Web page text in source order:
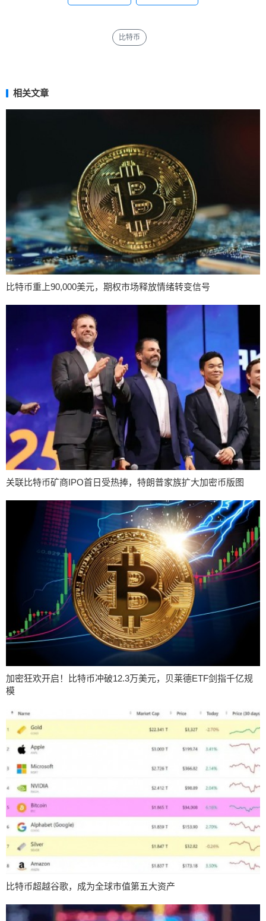
比特币
相关文章
比特币重上90,000美元，期权市场释放情绪转变信号
关联比特币矿商IPO首日受热捧，特朗普家族扩大加密币版图
加密狂欢开启！比特币冲破12.3万美元，贝莱德ETF剑指千亿规
模
比特币超越谷歌，成为全球市值第五大资产